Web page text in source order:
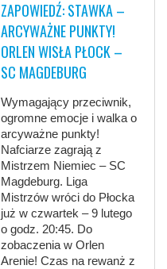
ZAPOWIEDŹ: STAWKA –
ARCYWAŻNE PUNKTY!
ORLEN WISŁA PŁOCK –
SC MAGDEBURG
Wymagający przeciwnik,
ogromne emocje i walka o
arcyważne punkty!
Nafciarze zagrają z
Mistrzem Niemiec – SC
Magdeburg. Liga
Mistrzów wróci do Płocka
już w czwartek – 9 lutego
o godz. 20:45. Do
zobaczenia w Orlen
Arenie! Czas na rewanż z